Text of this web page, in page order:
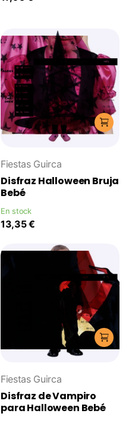
Fiestas Guirca
Disfraz Halloween Bruja
Bebé
En stock
13,35 €
Fiestas Guirca
Disfraz de Vampiro
para Halloween Bebé